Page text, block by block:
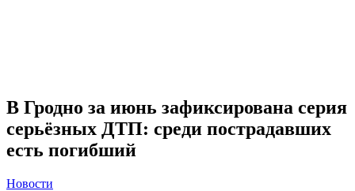
В Гродно за июнь зафиксирована серия
серьёзных ДТП: среди пострадавших
есть погибший
Новости